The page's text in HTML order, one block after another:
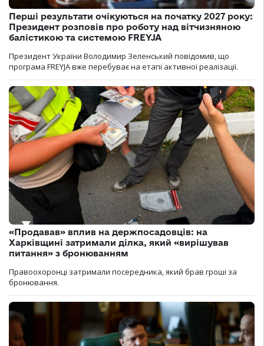
Перші результати очікуються на початку 2027 року:
Президент розповів про роботу над вітчизняною
балістикою та системою FREYJA
Президент України Володимир Зеленський повідомив, що
програма FREYJA вже перебуває на етапі активної реалізації.
«Продавав» вплив на держпосадовців: на
Харківщині затримали ділка, який «вирішував
питання» з бронюванням
Правоохоронці затримали посередника, який брав гроші за
бронювання.